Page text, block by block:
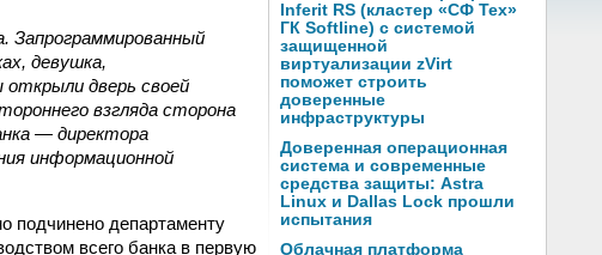
Запрограммированный
девушка,
дверь своей
взгляда сторона
— директора
информационной
подчинено департаменту
всего банка в первую
Inferit RS (кластер «СФ Тех»
ГК Softline) с системой
защищенной
виртуализации zVirt
поможет строить
доверенные
инфраструктуры
Доверенная операционная
система и современные
средства защиты: Astra
Linux и Dallas Lock прошли
испытания
Облачная платформа